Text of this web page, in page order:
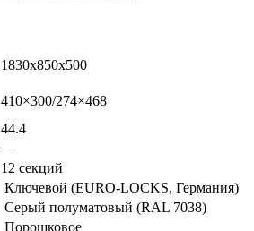
1830x850x500
410×300/274×468
44.4
—
12 секций
Ключевой (EURO-LOCKS, Германия)
Серый полуматовый (RAL 7038)
Порошковое